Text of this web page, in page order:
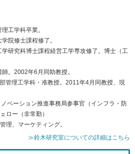
工学科卒業。
院修士課程修了。
研究科博士課程経営工学専攻修了。博士（工
。2002年6月同助教授。
管理工学科・准教授。2011年4月同教授、現
ベーション推進事務局参事官（インフラ・防
ロー（非常勤）
理、マーケティング。
≫鈴木研究室についての詳細はこちら